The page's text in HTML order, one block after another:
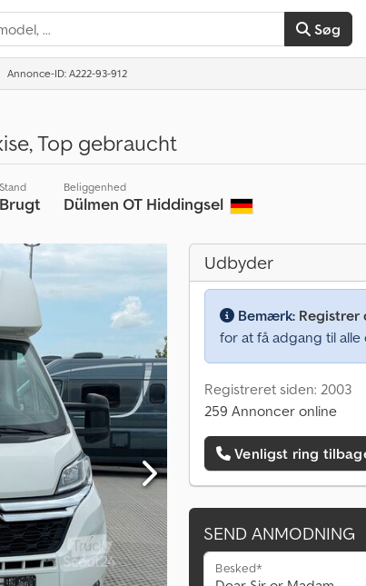
Søg
Annonce-ID: A222-93-912
Top gebraucht
Stand
Brugt
Beliggenhed
Dülmen OT Hiddingsel
Udbyder
Bemærk: Registrer
for at få adgang til alle
Registreret siden: 2003
259 Annoncer online
Venligst ring
SEND ANMODNING
Besked*